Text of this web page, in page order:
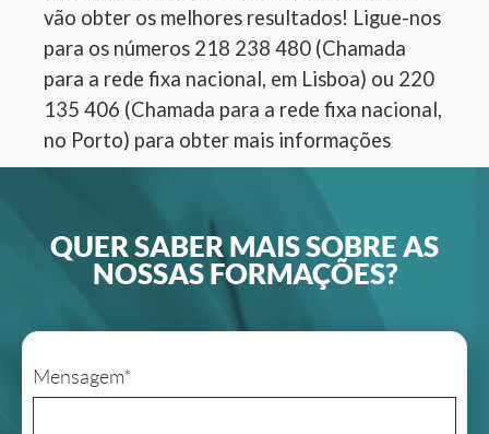
vão obter os melhores resultados! Ligue-nos
para os números 218 238 480 (Chamada
para a rede fixa nacional, em Lisboa) ou 220
135 406 (Chamada para a rede fixa nacional,
no Porto) para obter mais informações
QUER SABER MAIS SOBRE AS
NOSSAS FORMAÇÕES?
Mensagem*